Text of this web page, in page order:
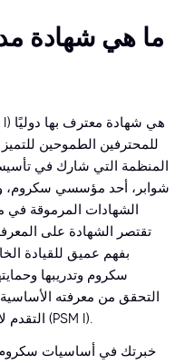
ما هي شهادة
للمحترفين الطموحين
شوابر، أحد مؤسسي سكروم،
الشهادات المرموقة في
تقتصر الشهادة على
بفهم عميق للقيادة
سكروم وتدريبها
التحقق من معرفته
التقدم لاختبار شهادة محترف سكروم المعتمد (PSM I).